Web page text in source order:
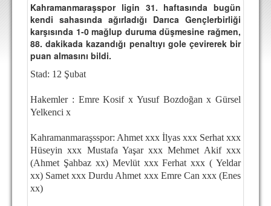
TARAFTAR
BİLETLER
DEPLASMAN
LİSANSLI ÜRÜNLER
MULTİMEDYA
MARŞ & TEZAHÜRATLAR
KULÜP
Kahramanmaraşspor ligin 31. haftasında bugün
kendi sahasında ağırladığı Darıca Gençlerbirliği
karşısında 1-0 mağlup duruma düşmesine rağmen,
88. dakikada kazandığı penaltıyı gole çevirerek bir
puan almasını bildi.
Stad: 12 Şubat
Hakemler : Emre Kosif x Yusuf Bozdoğan x Gürsel
Yelkenci x
Kahramanmaraşsspor: Ahmet xxx İlyas xxx Serhat xxx
Hüseyin xxx Mustafa Yaşar xxx Mehmet Akif xxx
(Ahmet Şahbaz xx) Mevlüt xxx Ferhat xxx ( Yeldar
xx) Samet xxx Durdu Ahmet xxx Emre Can xxx (Enes
xx)